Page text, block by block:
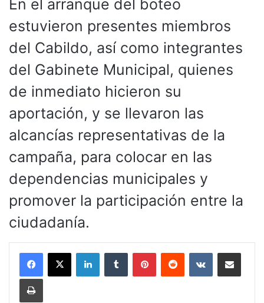
En el arranque del boteo
estuvieron presentes miembros
del Cabildo, así como integrantes
del Gabinete Municipal, quienes
de inmediato hicieron su
aportación, y se llevaron las
alcancías representativas de la
campaña, para colocar en las
dependencias municipales y
promover la participación entre la
ciudadanía.
LinkedInTumblr PinterestReddit VKontakteCompartir por
Imprimir